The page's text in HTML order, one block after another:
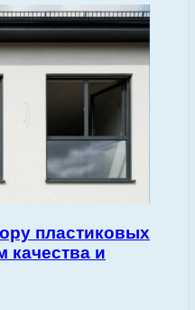
пластиковых
качества и